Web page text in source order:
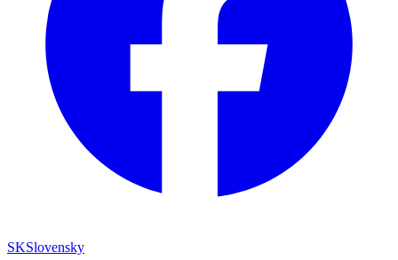
SKSlovensky